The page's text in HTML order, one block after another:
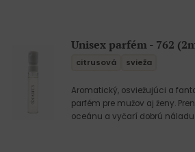
Unisex parfém - 762
citrusová svieža
Aromatický, osviežujúci a
parfém pre mužov aj ženy.
oceánu a vyčarí dobrú náladu.